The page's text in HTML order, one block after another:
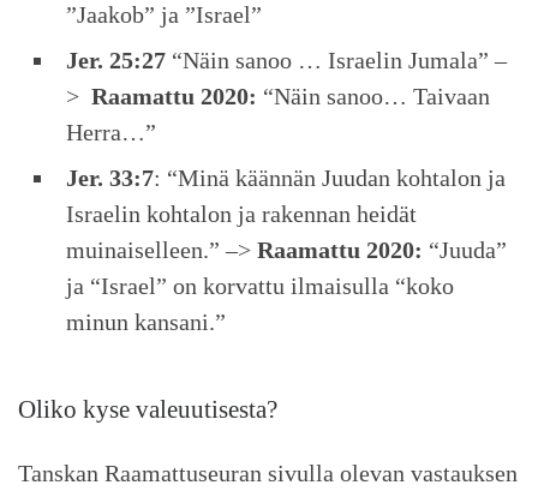
”Jaakob” ja ”Israel”
Jer. 25:27 “Näin sanoo … Israelin Jumala” –
> Raamattu 2020: “Näin sanoo… Taivaan
Herra…”
Jer. 33:7: “Minä käännän Juudan kohtalon ja
Israelin kohtalon ja rakennan heidät
muinaiselleen.” –> Raamattu 2020: “Juuda”
ja “Israel” on korvattu ilmaisulla “koko
minun kansani.”
Oliko kyse valeuutisesta?
Tanskan Raamattuseuran sivulla olevan vastauksen